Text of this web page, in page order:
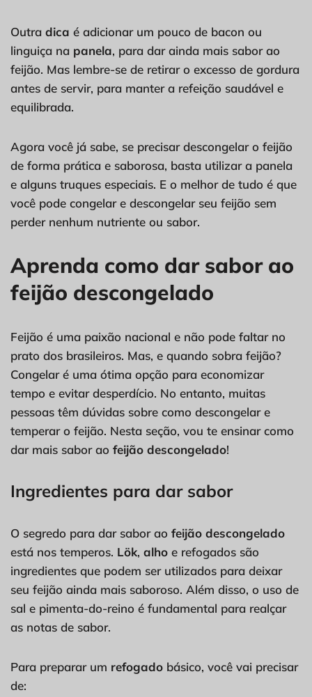
Outra dica é adicionar um pouco de bacon ou
linguiça na panela, para dar ainda mais sabor ao
feijão. Mas lembre-se de retirar o excesso de gordura
antes de servir, para manter a refeição saudável e
equilibrada.
Agora você já sabe, se precisar descongelar o feijão
de forma prática e saborosa, basta utilizar a panela
e alguns truques especiais. E o melhor de tudo é que
você pode congelar e descongelar seu feijão sem
perder nenhum nutriente ou sabor.
Aprenda como dar sabor ao
feijão descongelado
Feijão é uma paixão nacional e não pode faltar no
prato dos brasileiros. Mas, e quando sobra feijão?
Congelar é uma ótima opção para economizar
tempo e evitar desperdício. No entanto, muitas
pessoas têm dúvidas sobre como descongelar e
temperar o feijão. Nesta seção, vou te ensinar como
dar mais sabor ao feijão descongelado!
Ingredientes para dar sabor
O segredo para dar sabor ao feijão descongelado
está nos temperos. Lök, alho e refogados são
ingredientes que podem ser utilizados para deixar
seu feijão ainda mais saboroso. Além disso, o uso de
sal e pimenta-do-reino é fundamental para realçar
as notas de sabor.
Para preparar um refogado básico, você vai precisar
de: